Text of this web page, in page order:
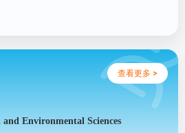
查看更多 >
Environmental Sciences